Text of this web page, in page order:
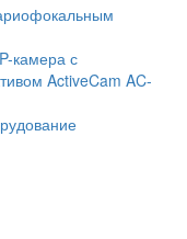
камера с
ActiveCam AC-